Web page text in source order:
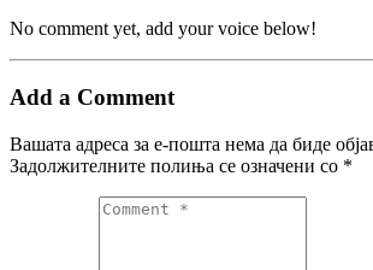
No comment yet, add your voice below!
Add a Comment
Вашата адреса за е-пошта нема да биде
Задолжителните полиња се означени со *